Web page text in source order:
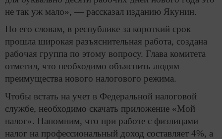
не так уж мало», — рассказал изданию Якунин.
По его словам, в республике за короткий срок
прошла широкая разъяснительная работа, создана
рабочая группа по этому вопросу. Глава комитета
отметил, что необходимо объяснить людям
преимущества нового налогового режима.
Чтобы встать на учет в Федеральной налоговой
службе, необходимо скачать приложение «Мой
налог». Напомним, что при работе с физлицами
налог на профессиональный доход составляет 4%, а